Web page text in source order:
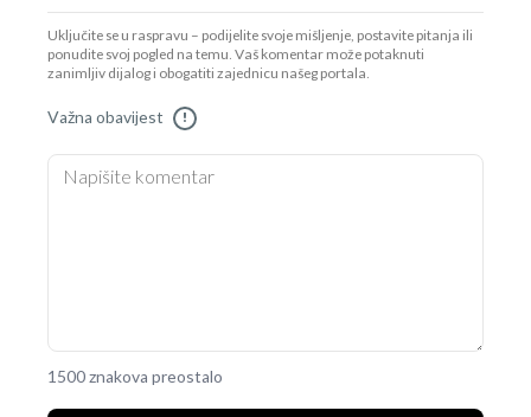
Uključite se u raspravu – podijelite svoje mišljenje, postavite pitanja ili
ponudite svoj pogled na temu. Vaš komentar može potaknuti
zanimljiv dijalog i obogatiti zajednicu našeg portala.
Važna obavijest !
1500 znakova preostalo